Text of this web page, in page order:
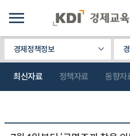
경제정책정보
최신자료 정책자료 동향자